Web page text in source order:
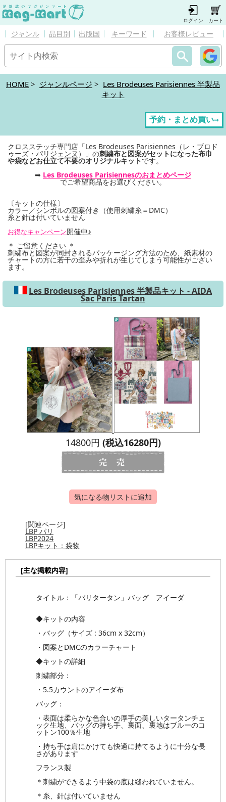
ログイン カート
ジャンル 品目別 出版国 キーワード お客様レビュー
HOME > ジャンルページ > Les Brodeuses Parisiennes 半製品
キット
予約・まとめ買い→
クロスステッチ専門店「Les Brodeuses Parisiennes（レ・ブロド
ゥーズ・パリジェンヌ）」の刺繍布と図案がセットになった布巾
や袋などお仕立て不要のオリジナルキットです。
➡ Les Brodeuses Parisiennesのおまとめページ
でご希望商品をお選びください。
〔キットの仕様〕
カラー／シンボルの図案付き（使用刺繍糸＝DMC）
糸と針は付いていません
お得なキャンペーン開催中♪
＊ ご留意ください ＊
刺繍布と図案が同封されるパッケージング方法のため、紙素材の
チャートの方に若干の歪みや折れが生じてしまう可能性がござい
ます。
Les Brodeuses Parisiennes 半製品キット - AIDA
Sac Paris Tartan
14800円 (税込16280円)
気になる物リストに追加
[関連ページ]
LBP パリ
LBP2024
LBPキット：袋物
[主な掲載内容]
タイトル：「パリタータン」バッグ アイーダ
◆キットの内容
・バッグ（サイズ : 36cm x 32cm）
・図案とDMCのカラーチャート
◆キットの詳細
刺繍部分：
・5.5カウントのアイーダ布
バッグ：
・表面は柔らかな色合いの厚手の美しいタータンチェ
ック生地、バッグの持ち手、裏面、裏地はブルーのコ
ットン100％生地
・持ち手は肩にかけても快適に持てるように十分な長
さがあります
フランス製
＊刺繍ができるよう中袋の底は縫われていません。
＊糸、針は付いていません